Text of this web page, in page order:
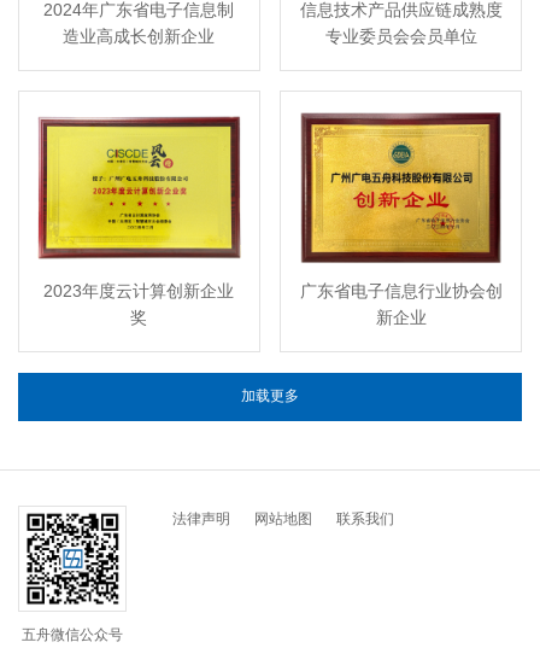
2024年广东省电子信息制
造业高成长创新企业
信息技术产品供应链成熟度
专业委员会会员单位
2023年度云计算创新企业
奖
广东省电子信息行业协会创
新企业
加载更多
五舟微信公众号
法律声明 网站地图 联系我们